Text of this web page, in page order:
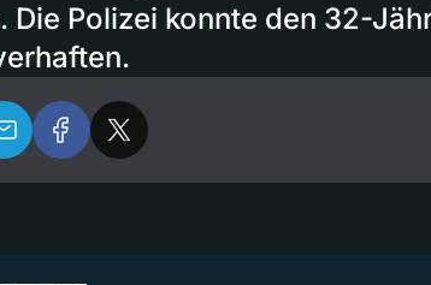
Polizei konnte den 32-